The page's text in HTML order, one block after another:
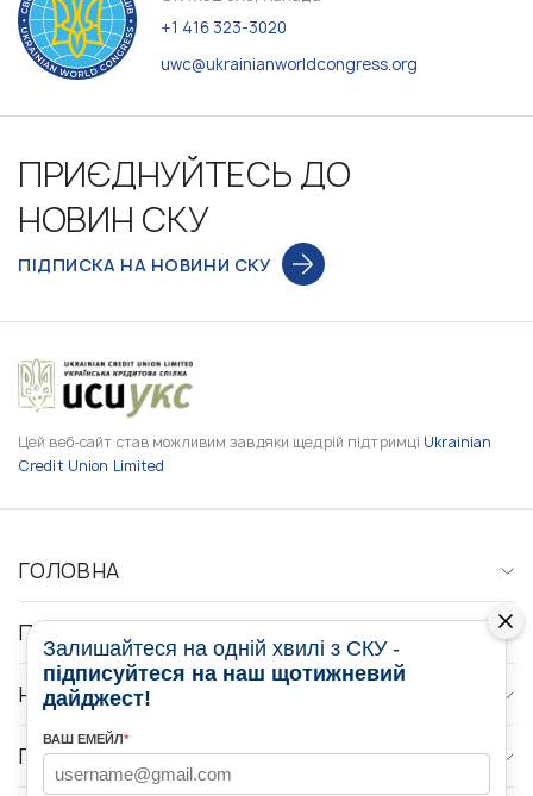
+1 416 323-3020
uwc@ukrainianworldcongress.org
ПРИЄДНУЙТЕСЬ ДО
НОВИН СКУ
ПІДПИСКА НА НОВИНИ СКУ
Цей веб-сайт став можливим завдяки щедрій підтримці Ukrainian
Credit Union Limited
ГОЛОВНА
ПРО НАС
НОВИНИ
ПРОГРАМИ
Залишайтеся на одній хвилі з СКУ -
підписуйтеся на наш щотижневий
дайджест!
ВАШ ЕМЕЙЛ*